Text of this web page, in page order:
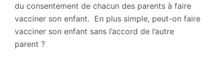
du consentement de chacun des parents à faire
vacciner son enfant. En plus simple, peut-on faire
vacciner son enfant sans l’accord de l’autre
parent ?